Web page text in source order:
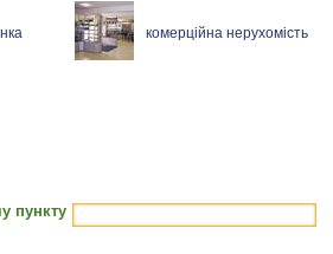
комерційна нерухомість
пункту